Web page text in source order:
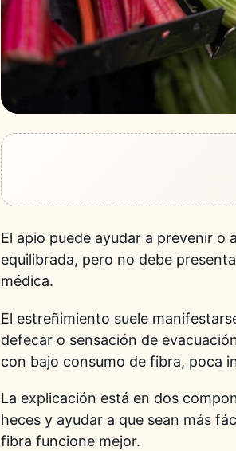
El apio puede ayudar a prevenir
equilibrada, pero no debe
médica.
El estreñimiento suele
defecar o sensación de
con bajo consumo de fibra, poca
La explicación está en dos
heces y ayudar a que sean más
fibra funcione mejor.